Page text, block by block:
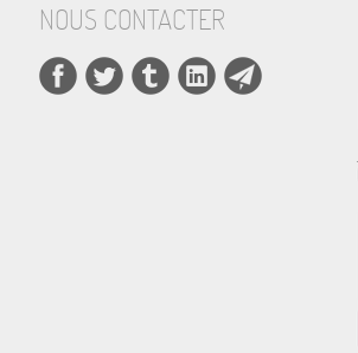
NOUS CONTACTER